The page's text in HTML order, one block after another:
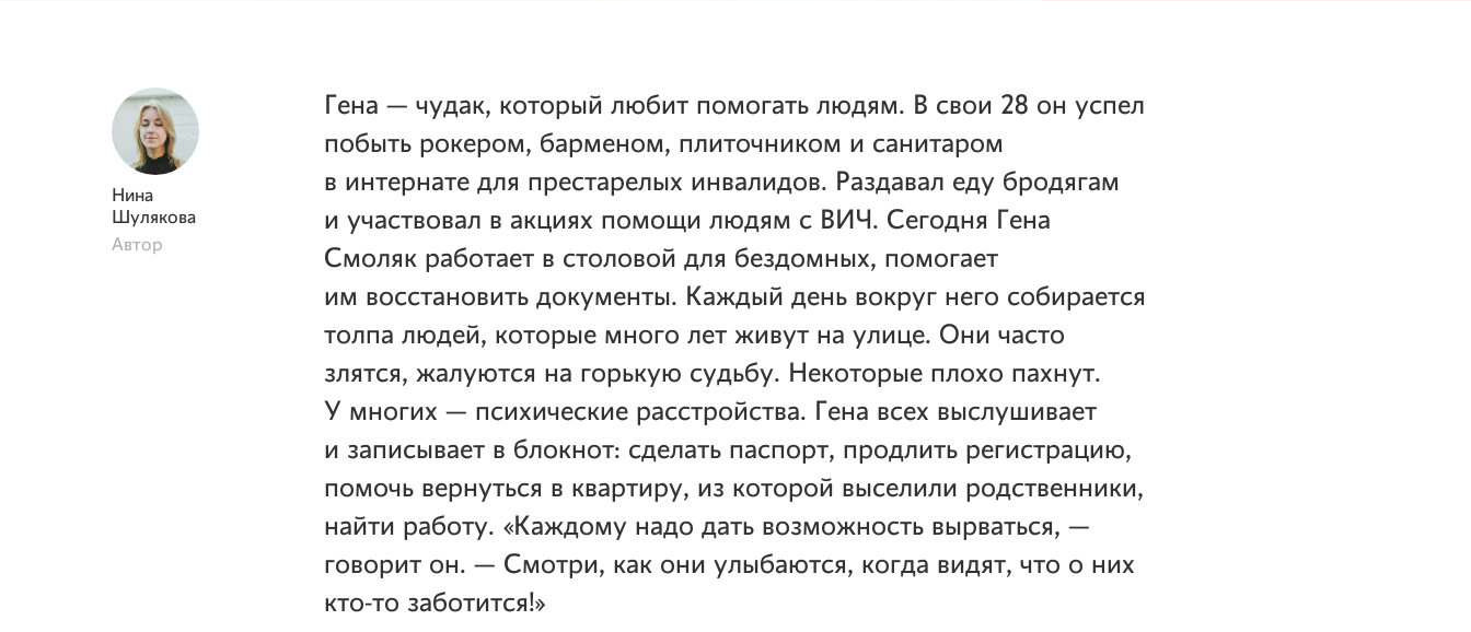
Нина
Шулякова
Автор
Гена — чудак, который любит помогать людям. В свои 28 он успел
побыть рокером, барменом, плиточником и санитаром
в интернате для престарелых инвалидов. Раздавал еду бродягам
и участвовал в акциях помощи людям с ВИЧ. Сегодня Гена
Смоляк работает в столовой для бездомных, помогает
им восстановить документы. Каждый день вокруг него собирается
толпа людей, которые много лет живут на улице. Они часто
злятся, жалуются на горькую судьбу. Некоторые плохо пахнут.
У многих — психические расстройства. Гена всех выслушивает
и записывает в блокнот: сделать паспорт, продлить регистрацию,
помочь вернуться в квартиру, из которой выселили родственники,
найти работу. «Каждому надо дать возможность вырваться, —
говорит он. — Смотри, как они улыбаются, когда видят, что о них
кто-то заботится!»